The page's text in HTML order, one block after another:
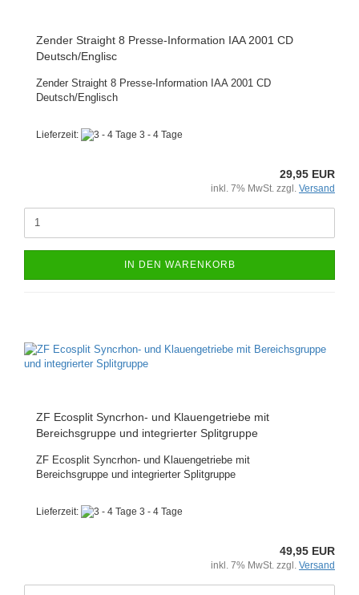
Zender Straight 8 Presse-Information IAA 2001 CD
Deutsch/Englisc
Zender Straight 8 Presse-Information IAA 2001 CD
Deutsch/Englisch
Lieferzeit: 3 - 4 Tage
29,95 EUR
inkl. 7% MwSt. zzgl. Versand
IN DEN WARENKORB
ZF Ecosplit Syncrhon- und Klauengetriebe mit
Bereichsgruppe und integrierter Splitgruppe
ZF Ecosplit Syncrhon- und Klauengetriebe mit
Bereichsgruppe und integrierter Splitgruppe
Lieferzeit: 3 - 4 Tage
49,95 EUR
inkl. 7% MwSt. zzgl. Versand